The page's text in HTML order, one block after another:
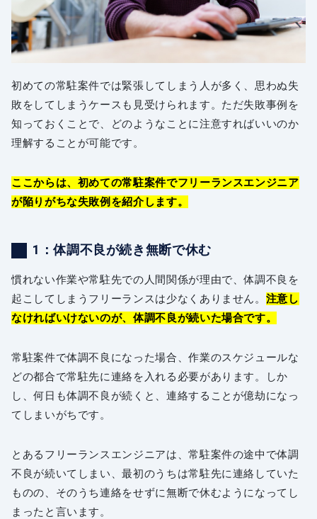
初めての常駐案件では緊張してしまう人が多く、思わぬ失
敗をしてしまうケースも見受けられます。ただ失敗事例を
知っておくことで、どのようなことに注意すればいいのか
理解することが可能です。
ここからは、初めての常駐案件でフリーランスエンジニア
が陥りがちな失敗例を紹介します。
1：体調不良が続き無断で休む
慣れない作業や常駐先での人間関係が理由で、体調不良を
起こしてしまうフリーランスは少なくありません。 注意し
なければいけないのが、体調不良が続いた場合です。
常駐案件で体調不良になった場合、作業のスケジュールな
どの都合で常駐先に連絡を入れる必要があります。しか
し、何日も体調不良が続くと、連絡することが億劫になっ
てしまいがちです。
とあるフリーランスエンジニアは、常駐案件の途中で体調
不良が続いてしまい、最初のうちは常駐先に連絡していた
ものの、そのうち連絡をせずに無断で休むようになってし
まったと言います。